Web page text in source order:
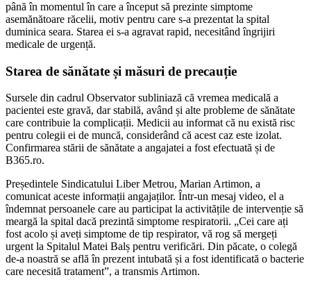
până în momentul în care a început să prezinte simptome
asemănătoare răcelii, motiv pentru care s-a prezentat la spital
duminica seara. Starea ei s-a agravat rapid, necesitând îngrijiri
medicale de urgență.
Starea de sănătate și măsuri de precauție
Sursele din cadrul Observator subliniază că vremea medicală a
pacientei este gravă, dar stabilă, având și alte probleme de sănătate
care contribuie la complicații. Medicii au informat că nu există risc
pentru colegii ei de muncă, considerând că acest caz este izolat.
Confirmarea stării de sănătate a angajatei a fost efectuată și de
B365.ro.
Președintele Sindicatului Liber Metrou, Marian Artimon, a
comunicat aceste informații angajaților. Într-un mesaj video, el a
îndemnat persoanele care au participat la activitățile de intervenție să
meargă la spital dacă prezintă simptome respiratorii. „Cei care ați
fost acolo și aveți simptome de tip respirator, vă rog să mergeți
urgent la Spitalul Matei Balș pentru verificări. Din păcate, o colegă
de-a noastră se află în prezent intubată și a fost identificată o bacterie
care necesită tratament”, a transmis Artimon.